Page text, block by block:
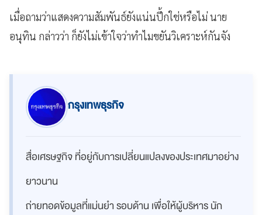
เมื่อถามว่าแสดงความสัมพันธ์ยังแน่นปึ้กใช่หรือไม่ นาย
อนุทิน กล่าวว่า ก็ยังไม่เข้าใจว่าทำไมขยันวิเคราะห์กันจัง
กรุงเทพธุรกิจ
สื่อเศรษฐกิจ ที่อยู่กับการเปลี่ยนแปลงของประเทศมาอย่าง
ยาวนาน
ถ่ายทอดข้อมูลที่แม่นยำ รอบด้าน เพื่อให้ผู้บริหาร นัก